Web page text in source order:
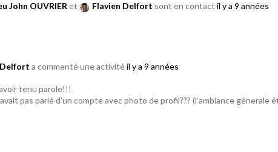
John OUVRIER et Flavien Delfort sont en contact il y a 9 années
a commenté une activitéil y a 9 années
tenu parole!!!
pas parlé d’un compte avec photo de profil??? (l’ambiance